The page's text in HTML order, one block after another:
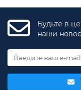
Будьте в
наши